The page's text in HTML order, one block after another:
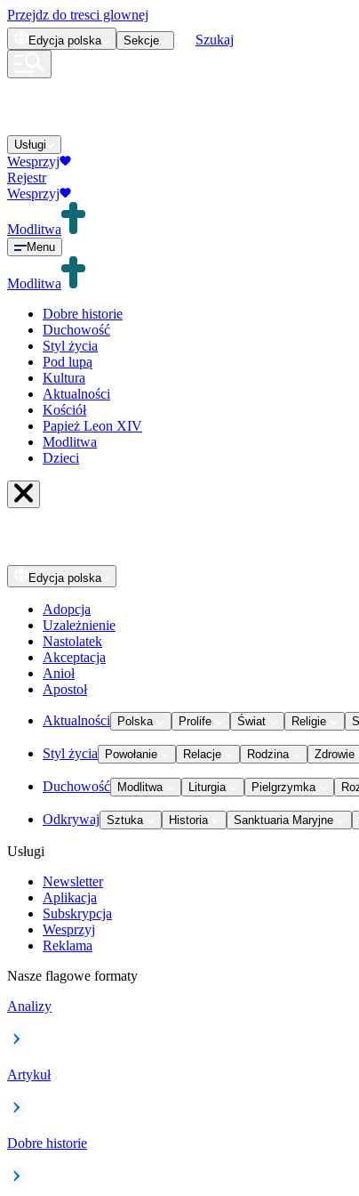
Przejdz do tresci glownej
Edycja polska Sekcje Szukaj
Usługi
Wesprzyj
Rejestr
Wesprzyj
Modlitwa
Menu
Modlitwa
Dobre historie
Duchowość
Styl życia
Pod lupą
Kultura
Aktualności
Kościół
Papież Leon XIV
Modlitwa
Dzieci
Edycja polska
Adopcja
Uzależnienie
Nastolatek
Akceptacja
Anioł
Apostoł
Aktualności Polska Prolife Świat Religie
Styl życia Powołanie Relacje Rodzina Zdrowie
Duchowość Modlitwa Liturgia Pielgrzymka
Odkrywaj Sztuka Historia Sanktuaria Maryjne
Usługi
Newsletter
Aplikacja
Subskrypcja
Wesprzyj
Reklama
Nasze flagowe formaty
Analizy
Artykuł
Dobre historie